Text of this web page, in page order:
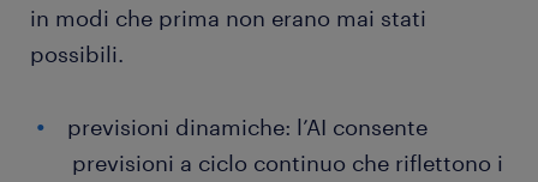
in modi che prima non erano mai stati
possibili.
previsioni dinamiche: l’AI consente
previsioni a ciclo continuo che riflettono i